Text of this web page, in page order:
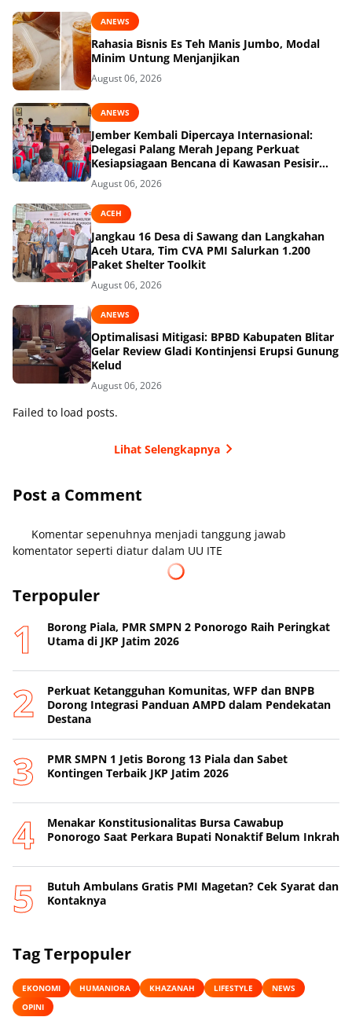
ANEWS
Rahasia Bisnis Es Teh Manis Jumbo, Modal
Minim Untung Menjanjikan
August 06, 2026
ANEWS
Jember Kembali Dipercaya Internasional:
Delegasi Palang Merah Jepang Perkuat
Kesiapsiagaan Bencana di Kawasan Pesisir
dan Sekolah
August 06, 2026
ACEH
Jangkau 16 Desa di Sawang dan Langkahan
Aceh Utara, Tim CVA PMI Salurkan 1.200
Paket Shelter Toolkit
August 06, 2026
ANEWS
Optimalisasi Mitigasi: BPBD Kabupaten Blitar
Gelar Review Gladi Kontinjensi Erupsi Gunung
Kelud
August 06, 2026
Failed to load posts.
Lihat Selengkapnya
Post a Comment
Komentar sepenuhnya menjadi tanggung jawab
komentator seperti diatur dalam UU ITE
Terpopuler
Borong Piala, PMR SMPN 2 Ponorogo Raih Peringkat
Utama di JKP Jatim 2026
Perkuat Ketangguhan Komunitas, WFP dan BNPB
Dorong Integrasi Panduan AMPD dalam Pendekatan
Destana
PMR SMPN 1 Jetis Borong 13 Piala dan Sabet
Kontingen Terbaik JKP Jatim 2026
Menakar Konstitusionalitas Bursa Cawabup
Ponorogo Saat Perkara Bupati Nonaktif Belum Inkrah
Butuh Ambulans Gratis PMI Magetan? Cek Syarat dan
Kontaknya
Tag Terpopuler
EKONOMI HUMANIORA KHAZANAH LIFESTYLE
NEWS
OPINI